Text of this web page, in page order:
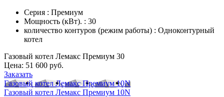
Серия : Премиум
Мощность (кВт). : 30
количество контуров (режим работы) : Одноконтурный
котел
Газовый котел Лемакс Премиум 30
Цена: 51 600 руб.
Заказать
Газовый котел Лемакс Премиум 10N
Газовый котел Лемакс Премиум 10N